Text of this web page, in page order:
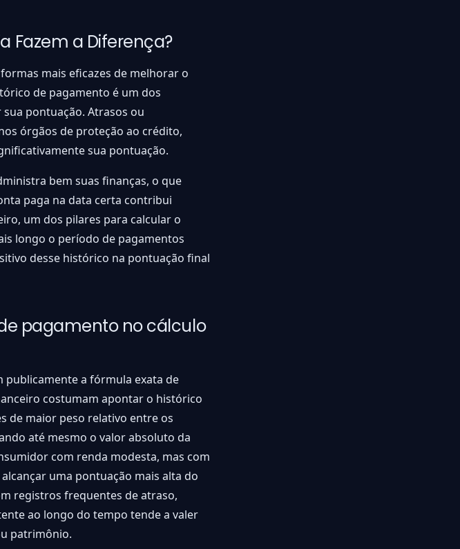
Fazem a Diferença?
mais eficazes de melhorar o
de pagamento é um dos
pontuação. Atrasos ou
órgãos de proteção ao crédito,
sua pontuação.
bem suas finanças, o que
paga na data certa contribui
um dos pilares para calcular o
longo o período de pagamentos
desse histórico na pontuação final
pagamento no cálculo
publicamente a fórmula exata de
costumam apontar o histórico
de maior peso relativo entre os
até mesmo o valor absoluto da
com renda modesta, mas com
uma pontuação mais alta do
registros frequentes de atraso,
ao longo do tempo tende a valer
patrimônio.